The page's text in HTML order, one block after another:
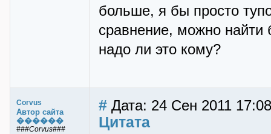
больше, я бы просто
сравнение, можно найти
надо ли это кому?
Corvus
Автор сайта
������
###Corvus###
# Дата: 24 Сен 2011
Цитата